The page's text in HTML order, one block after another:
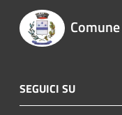
SEGUICI SU